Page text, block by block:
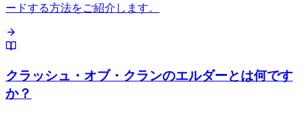
ードする方法をご紹介します。
クラッシュ・オブ・クランのエルダーとは何です
か？